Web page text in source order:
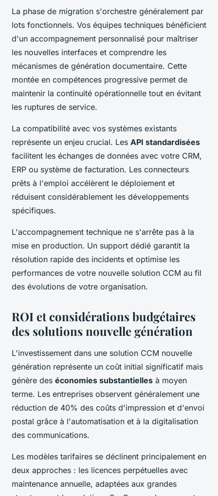
La phase de migration s'orchestre généralement par
lots fonctionnels. Vos équipes techniques bénéficient
d'un accompagnement personnalisé pour maîtriser
les nouvelles interfaces et comprendre les
mécanismes de génération documentaire. Cette
montée en compétences progressive permet de
maintenir la continuité opérationnelle tout en évitant
les ruptures de service.
La compatibilité avec vos systèmes existants
représente un enjeu crucial. Les API standardisées
facilitent les échanges de données avec votre CRM,
ERP ou système de facturation. Les connecteurs
prêts à l'emploi accélèrent le déploiement et
réduisent considérablement les développements
spécifiques.
L'accompagnement technique ne s'arrête pas à la
mise en production. Un support dédié garantit la
résolution rapide des incidents et optimise les
performances de votre nouvelle solution CCM au fil
des évolutions de votre organisation.
ROI et considérations budgétaires
des solutions nouvelle génération
L'investissement dans une solution CCM nouvelle
génération représente un coût initial significatif mais
génère des économies substantielles à moyen
terme. Les entreprises observent généralement une
réduction de 40% des coûts d'impression et d'envoi
postal grâce à l'automatisation et à la digitalisation
des communications.
Les modèles tarifaires se déclinent principalement en
deux approches : les licences perpétuelles avec
maintenance annuelle, adaptées aux grandes